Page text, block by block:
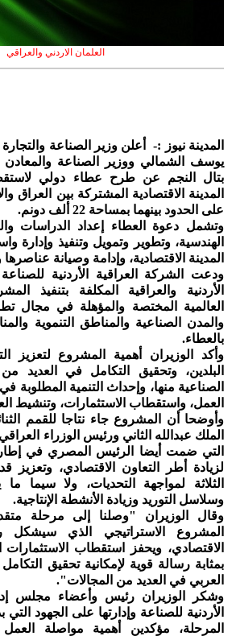
العلمان الاردني والعراقي
المدينة نيوز :- أعلن وزير الصناعة
يوسف الشمالي ووزير الصناعة والمعادن
بتال النجم عن طرح عطاء دولي
المدينة الاقتصادية المشتركة بين العراق
على الحدود بينهما بمساحة 22 ألف دونم.
وتشمل دعوة العطاء إعداد الدراسات
الهندسية، وتطوير وتمويل وتنفيذ وإدارة
المدينة الاقتصادية، وإدامة وصيانة
ودعت الشركة العراقية الأردنية
الأردنية والعراقية المكلفة بتنفيذ
العالمية المختصة والمؤهلة في مجال
والمدن الصناعية والمناطق التنموية
بالعطاء.
وأكد الوزيران أهمية المشروع لتعزيز
البلدين، وتحقيق التكامل في العديد
الصناعية منها، وإحداث التنمية المطلوبة
العمل، واستقطاب الاستثمارات، وتنشيط
وأوضحا أن المشروع جاء نتاجا للقمم
الملك عبدالله الثاني ورئيس الوزراء
التي ضمت أيضا الرئيس المصري في
لزيادة أطر التعاون الاقتصادي، وتعزيز
الثلاثة لمواجهة التحديات، ولا سيما ما
وسلاسل التوريد وزيادة الأنشطة الإنتاجية.
وقال الوزيران "وصلنا إلى مرحلة
المشروع الاستراتيجي الذي سيشكل
الاقتصادي، ويحفز استقطاب الاستثمارات
بمثابة رسالة قوية لإمكانية تحقيق
العربي في العديد من المجالات".
وشكر الوزيران رئيس وأعضاء مجلس
الأردنية للصناعة وإدارتها على الجهود
المرحلة، مؤكدين أهمية مواصلة العمل